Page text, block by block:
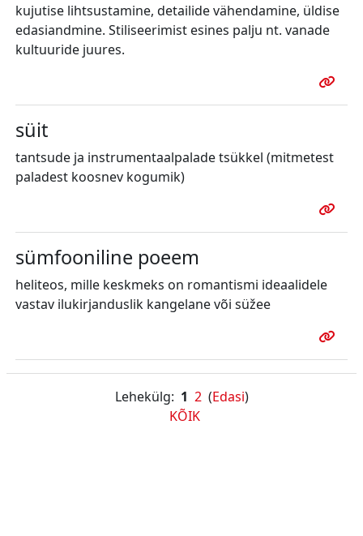
kujutise lihtsustamine, detailide vähendamine, üldise
edasiandmine. Stiliseerimist esines palju nt. vanade
kultuuride juures.
süit
tantsude ja instrumentaalpalade tsükkel (mitmetest
paladest koosnev kogumik)
sümfooniline poeem
heliteos, mille keskmeks on romantismi ideaalidele
vastav ilukirjanduslik kangelane või süžee
Lehekülg: 1 2(Edasi)
KÕIK